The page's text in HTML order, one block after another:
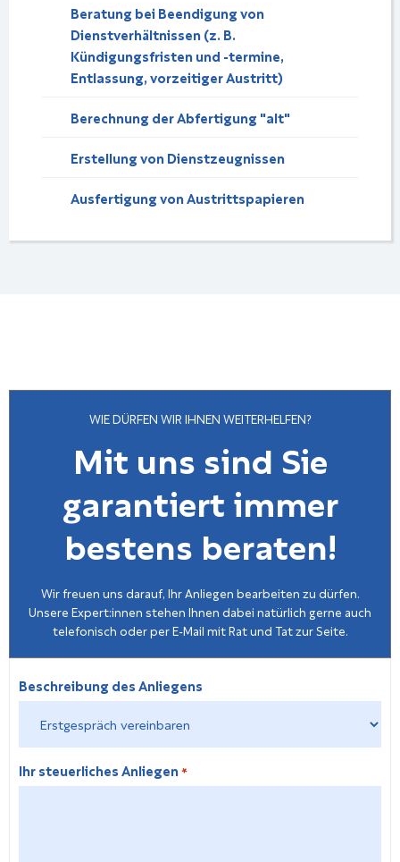
Beratung bei Beendigung von
Dienstverhältnissen (z. B.
Kündigungsfristen und -termine,
Entlassung, vorzeitiger Austritt)
Berechnung der Abfertigung "alt"
Erstellung von Dienstzeugnissen
Ausfertigung von Austrittspapieren
WIE DÜRFEN WIR IHNEN WEITERHELFEN?
Mit uns sind Sie
garantiert immer
bestens beraten!
Wir freuen uns darauf, Ihr Anliegen bearbeiten zu dürfen.
Unsere Expert:innen stehen Ihnen dabei natürlich gerne auch
telefonisch oder per E-Mail mit Rat und Tat zur Seite.
Beschreibung des Anliegens
Ihr steuerliches Anliegen*